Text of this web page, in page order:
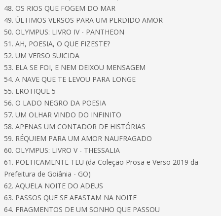
48. OS RIOS QUE FOGEM DO MAR
49. ÚLTIMOS VERSOS PARA UM PERDIDO AMOR
50. OLYMPUS: LIVRO IV - PANTHEON
51. AH, POESIA, O QUE FIZESTE?
52. UM VERSO SUICIDA
53. ELA SE FOI, E NEM DEIXOU MENSAGEM
54. A NAVE QUE TE LEVOU PARA LONGE
55. EROTIQUE 5
56. O LADO NEGRO DA POESIA
57. UM OLHAR VINDO DO INFINITO
58. APENAS UM CONTADOR DE HISTÓRIAS
59. RÉQUIEM PARA UM AMOR NAUFRAGADO
60. OLYMPUS: LIVRO V - THESSALIA
61. POETICAMENTE TEU (da Coleção Prosa e Verso 2019 da
Prefeitura de Goiânia - GO)
62. AQUELA NOITE DO ADEUS
63. PASSOS QUE SE AFASTAM NA NOITE
64. FRAGMENTOS DE UM SONHO QUE PASSOU